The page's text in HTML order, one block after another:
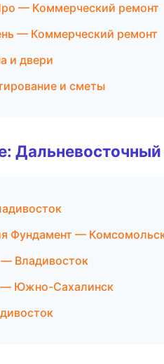
— Коммерческий ремонт
— Коммерческий ремонт
и двери
и сметы
Фундамент —
Владивосток
— Южно-Сахалинск